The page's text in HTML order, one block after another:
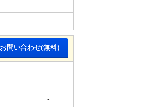
お問い合わせ(無料)
-